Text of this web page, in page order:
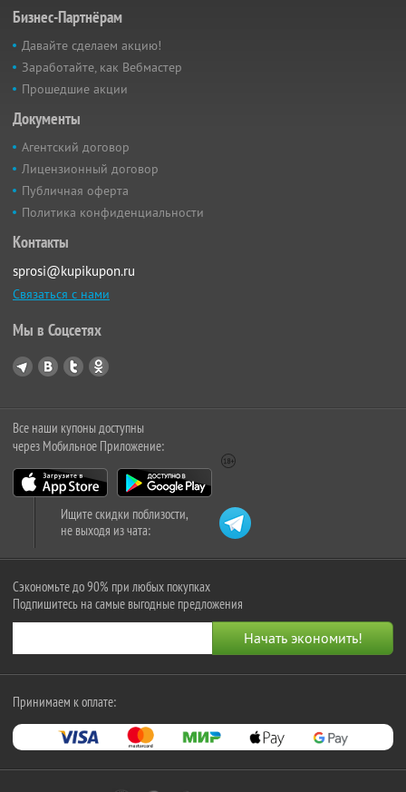
Бизнес-Партнёрам
Давайте сделаем акцию!
Заработайте, как Вебмастер
Прошедшие акции
Документы
Агентский договор
Лицензионный договор
Публичная оферта
Политика конфиденциальности
Контакты
sprosi@kupikupon.ru
Связаться с нами
Мы в Соцсетях
Все наши купоны доступны
через Мобильное Приложение:
Ищите скидки поблизости,
не выходя из чата:
Сэкономьте до 90% при любых покупках
Подпишитесь на самые выгодные предложения
Принимаем к оплате: